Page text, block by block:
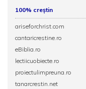
100% creștin
ariseforchrist.com
cantaricrestine.ro
eBiblia.ro
lectiicuobiecte.ro
proiectulimpreuna.ro
tanarcrestin.net